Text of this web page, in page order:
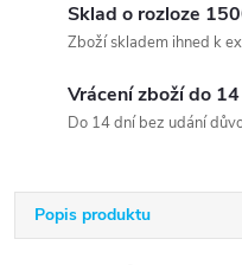
Sklad o rozloze
Zboží skladem ihned k
Vrácení zboží do
Do 14 dní bez udání
Popis produktu